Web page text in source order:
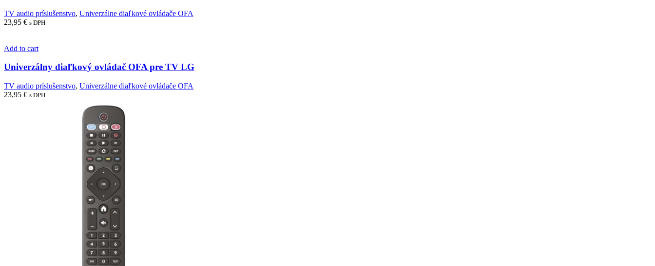
TV audio príslušenstvo, Univerzálne diaľkové ovládače OFA
23,95 € s DPH
Add to cart
Univerzálny diaľkový ovládač OFA pre TV LG
TV audio príslušenstvo, Univerzálne diaľkové ovládače OFA
23,95 € s DPH